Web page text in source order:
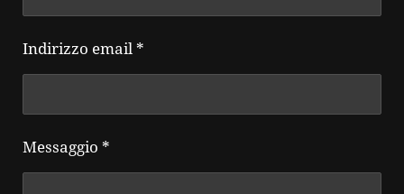
Indirizzo email *
Messaggio *